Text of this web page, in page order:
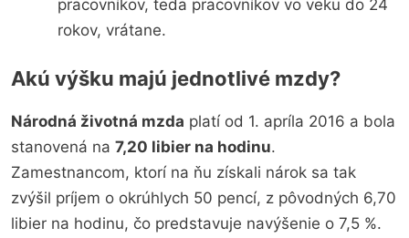
pracovníkov, teda pracovníkov vo veku do 24
rokov, vrátane.
Akú výšku majú jednotlivé mzdy?
Národná životná mzda platí od 1. apríla 2016 a bola
stanovená na 7,20 libier na hodinu.
Zamestnancom, ktorí na ňu získali nárok sa tak
zvýšil príjem o okrúhlych 50 pencí, z pôvodných 6,70
libier na hodinu, čo predstavuje navýšenie o 7,5 %.